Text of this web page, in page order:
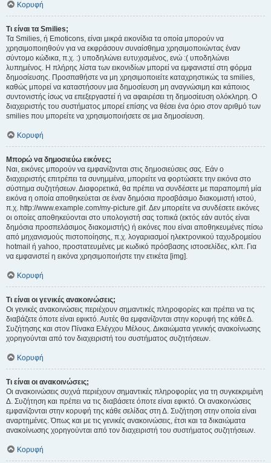
Κορυφή
Τι είναι τα Smilies;
Τα Smilies, ή Emoticons, είναι μικρά εικονίδια τα οποία μπορούν να
χρησιμοποιηθούν για να εκφράσουν συναίσθημα χρησιμοποιώντας έναν
σύντομο κώδικα, π.χ. :) υποδηλώνει ευτυχισμένος, ενώ :( υποδηλώνει
λυπημένος. Η πλήρης λίστα των εικονιδίων μπορεί να εμφανιστεί στη φόρμα
δημοσίευσης. Προσπαθήστε να μη χρησιμοποιείτε καταχρηστικώς τα smilies,
καθώς μπορεί να καταστήσουν μια δημοσίευση μη αναγνώσιμη και κάποιος
συντονιστής ίσως να επεξεργαστεί ή να αφαιρέσει τη δημοσίευση ολόκληρη. Ο
διαχειριστής του συστήματος μπορεί επίσης να θέσει ένα όριο στον αριθμό των
smilies που μπορείτε να χρησιμοποιήσετε σε μια δημοσίευση.
Κορυφή
Μπορώ να δημοσιεύω εικόνες;
Ναι, εικόνες μπορούν να εμφανίζονται στις δημοσιεύσεις σας. Εάν ο
διαχειριστής επιτρέπει τα συνημμένα, μπορείτε να φορτώσετε την εικόνα στο
σύστημα συζητήσεων. Διαφορετικά, θα πρέπει να συνδέσετε με παραπομπή μία
εικόνα η οποία αποθηκεύεται σε έναν δημόσια προσβάσιμο διακομιστή ιστού,
π.χ. http://www.example.com/my-picture.gif. Δεν μπορείτε να συνδέσετε εικόνες
οι οποίες αποθηκεύονται στο υπολογιστή σας τοπικά (εκτός εάν αυτός είναι
δημόσια προσπελάσιμος διακομιστής) ή εικόνες που είναι αποθηκευμένες πίσω
από μηχανισμούς πιστοποίησης, π.χ. λογαριασμοί ηλεκτρονικού ταχυδρομείου
hotmail ή yahoo, προστατευμένες με κωδικό πρόσβασης ιστοσελίδες, κλπ. Για
να εμφανιστεί η εικόνα χρησιμοποιήστε την ετικέτα [img].
Κορυφή
Τι είναι οι γενικές ανακοινώσεις;
Οι γενικές ανακοινώσεις περιέχουν σημαντικές πληροφορίες και πρέπει να τις
διαβάζετε όποτε είναι εφικτό. Αυτές θα εμφανίζονται στην κορυφή της κάθε Δ.
Συζήτησης και στον Πίνακα Ελέγχου Μέλους. Δικαιώματα γενικής ανακοίνωσης
χορηγούνται από τον διαχειριστή του συστήματος συζητήσεων.
Κορυφή
Τι είναι οι ανακοινώσεις;
Οι ανακοινώσεις συχνά περιέχουν σημαντικές πληροφορίες για τη συγκεκριμένη
Δ. Συζήτηση και πρέπει να τις διαβάσετε όποτε είναι εφικτό. Οι ανακοινώσεις
εμφανίζονται στην κορυφή της κάθε σελίδας στη Δ. Συζήτηση στην οποία είναι
αναρτημένες. Όπως και με τις γενικές ανακοινώσεις, έτσι και τα δικαιώματα
ανακοίνωσης χορηγούνται από τον διαχειριστή του συστήματος συζητήσεων.
Κορυφή